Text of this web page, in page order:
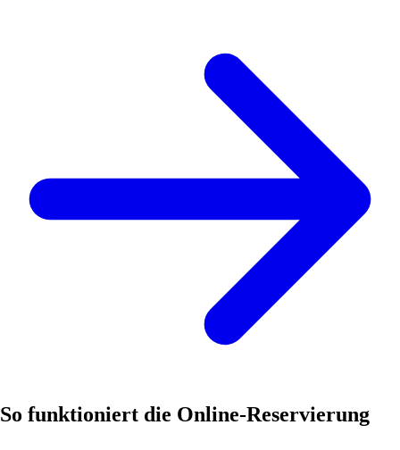
So funktioniert die Online-Reservierung